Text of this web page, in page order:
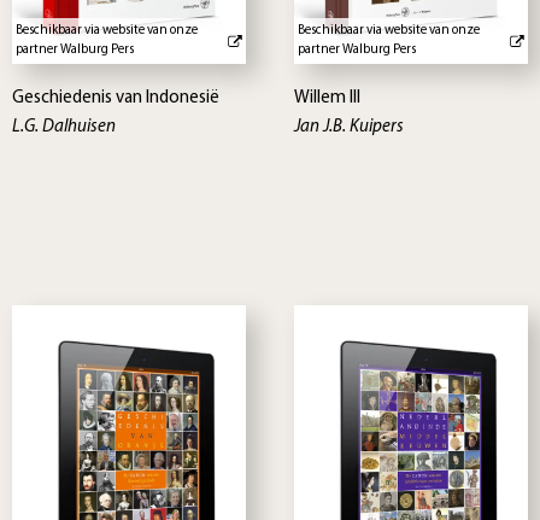
Beschikbaar via website van onze
partner Walburg Pers
Geschiedenis van Indonesië
L.G. Dalhuisen
Beschikbaar via website van onze
partner Walburg Pers
Willem III
Jan J.B. Kuipers